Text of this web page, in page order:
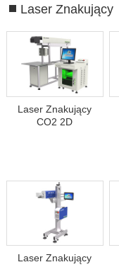
Laser Znakujący
Laser Znakujący
CO2 2D
Laser Znakujący